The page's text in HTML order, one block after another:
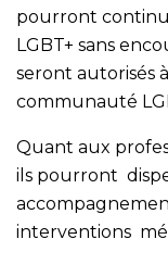
pourront
LGBT+ sans
seront autorisés
communauté
Quant aux
ils pourront
interventions